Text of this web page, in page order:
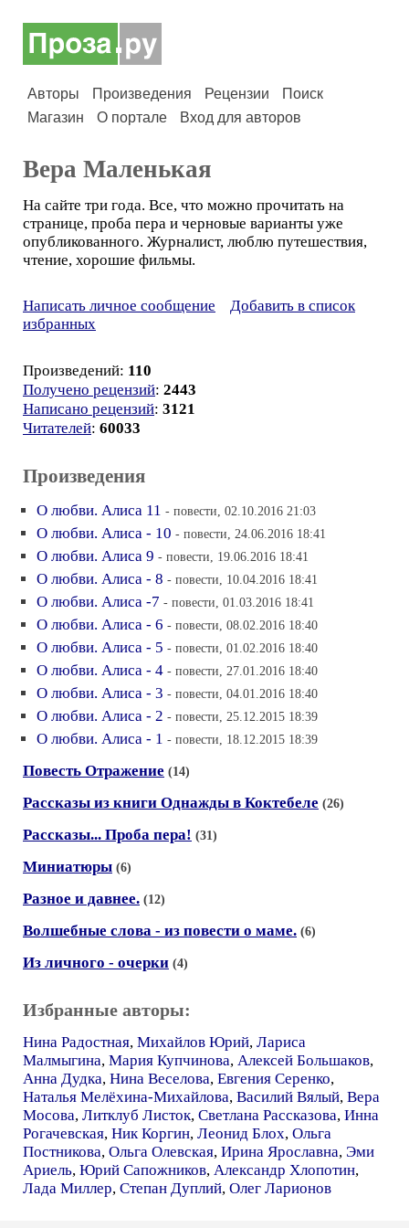
Авторы Произведения Рецензии
Поиск
Магазин
О портале Вход для авторов
Вера Маленькая
На сайте три года. Все, что можно прочитать на
странице, проба пера и черновые варианты уже
опубликованного. Журналист, люблю путешествия,
чтение, хорошие фильмы.
Написать личное сообщение
Добавить в список
избранных
Произведений: 110
Получено рецензий: 2443
Написано рецензий: 3121
Читателей: 60033
Произведения
О любви. Алиса 11 - повести, 02.10.2016 21:03
О любви. Алиса - 10 - повести, 24.06.2016 18:41
О любви. Алиса 9 - повести, 19.06.2016 18:41
О любви. Алиса - 8 - повести, 10.04.2016 18:41
О любви. Алиса -7 - повести, 01.03.2016 18:41
О любви. Алиса - 6 - повести, 08.02.2016 18:40
О любви. Алиса - 5 - повести, 01.02.2016 18:40
О любви. Алиса - 4 - повести, 27.01.2016 18:40
О любви. Алиса - 3 - повести, 04.01.2016 18:40
О любви. Алиса - 2 - повести, 25.12.2015 18:39
О любви. Алиса - 1 - повести, 18.12.2015 18:39
Повесть Отражение (14)
Рассказы из книги Однажды в Коктебеле (26)
Рассказы... Проба пера! (31)
Миниатюры (6)
Разное и давнее. (12)
Волшебные слова - из повести о маме. (6)
Из личного - очерки (4)
Избранные авторы:
Нина Радостная, Михайлов Юрий, Лариса
Малмыгина, Мария Купчинова, Алексей Большаков,
Анна Дудка, Нина Веселова, Евгения Серенко,
Наталья Мелёхина-Михайлова, Василий Вялый, Вера
Мосова, Литклуб Листок, Светлана Рассказова, Инна
Рогачевская, Ник Коргин, Леонид Блох, Ольга
Постникова, Ольга Олевская, Ирина Ярославна, Эми
Ариель, Юрий Сапожников, Александр Хлопотин,
Лада Миллер, Степан Дуплий, Олег Ларионов